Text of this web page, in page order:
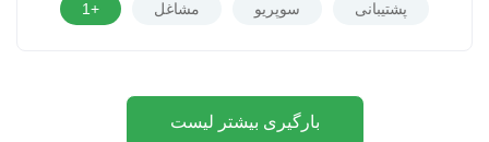
پشتیبانی سوپریو مشاغل +1
بارگیری بیشتر لیست